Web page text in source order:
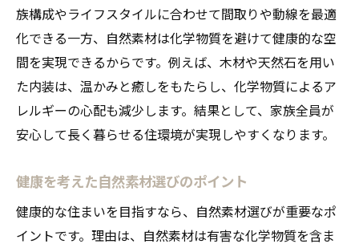
族構成やライフスタイルに合わせて間取りや動線を最適
化できる一方、自然素材は化学物質を避けて健康的な空
間を実現できるからです。例えば、木材や天然石を用い
た内装は、温かみと癒しをもたらし、化学物質によるア
レルギーの心配も減少します。結果として、家族全員が
安心して長く暮らせる住環境が実現しやすくなります。
健康を考えた自然素材選びのポイント
健康的な住まいを目指すなら、自然素材選びが重要なポ
イントです。理由は、自然素材は有害な化学物質を含ま